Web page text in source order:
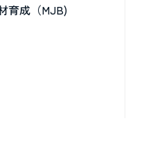
育成（MJB)